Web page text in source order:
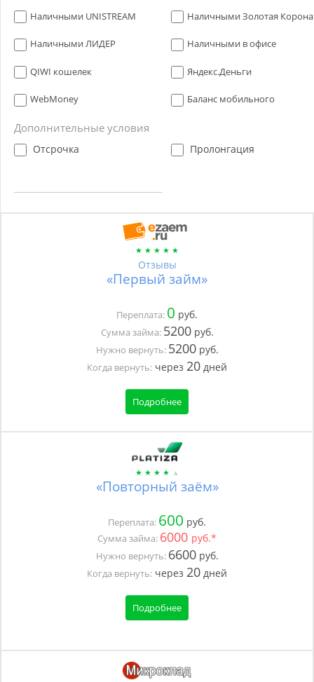
Наличными UNISTREAM Наличными Золотая Корона
Наличными ЛИДЕР Наличными в офисе
QIWI кошелек Яндекс.Деньги
WebMoney Баланс мобильного
Дополнительные условия
Отсрочка Пролонгация
Отзывы
«Первый займ»
Переплата: 0 руб.
Сумма займа: 5200руб.
Нужно вернуть: 5200руб.
Когда вернуть: через 20 дней
Подробнее
«Повторный заём»
Переплата: 600 руб.
Сумма займа: 6000 руб.*
Нужно вернуть: 6600руб.
Когда вернуть: через 20 дней
Подробнее